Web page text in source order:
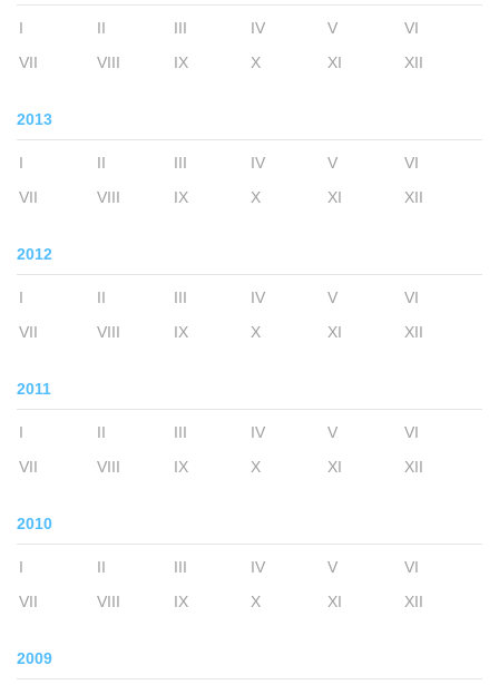
I II III IV V
VI
VII
VIII IX X XI XII
2013
I II III IV V
VI
VII
VIII IX X XI XII
2012
I II III IV V
VI
VII
VIII IX X XI XII
2011
I II III IV V
VI
VII
VIII IX X XI XII
2010
I II III IV V
VI
VII
VIII IX X XI XII
2009